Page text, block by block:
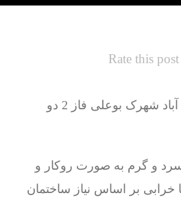
Rate this post
خدمات ما در سعادت آباد شهرک بوعلی فاز 2 دو
و گرم به صورت روکار و
خرابی بر اساس نیاز ساختمان